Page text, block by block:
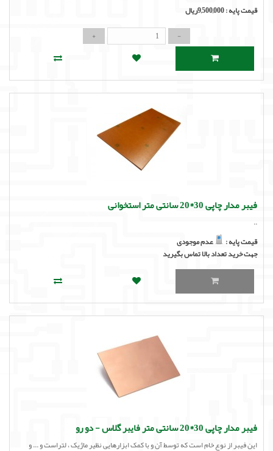
قیمت پایه :9,500,000ریال
فیبر مدار چاپی 30*20 سانتی متر استخوانی
..
قیمت پایه :
عدم موجودی
جهت خرید تعداد بالا تماس بگیرید
فیبر مدار چاپی 30*20 سانتی متر فایبر گلاس - دو رو
این فیبر از نوع خام است که توسط آن و با کمک ابزارهایی نظیر ماژیک ، لتراست و ... و